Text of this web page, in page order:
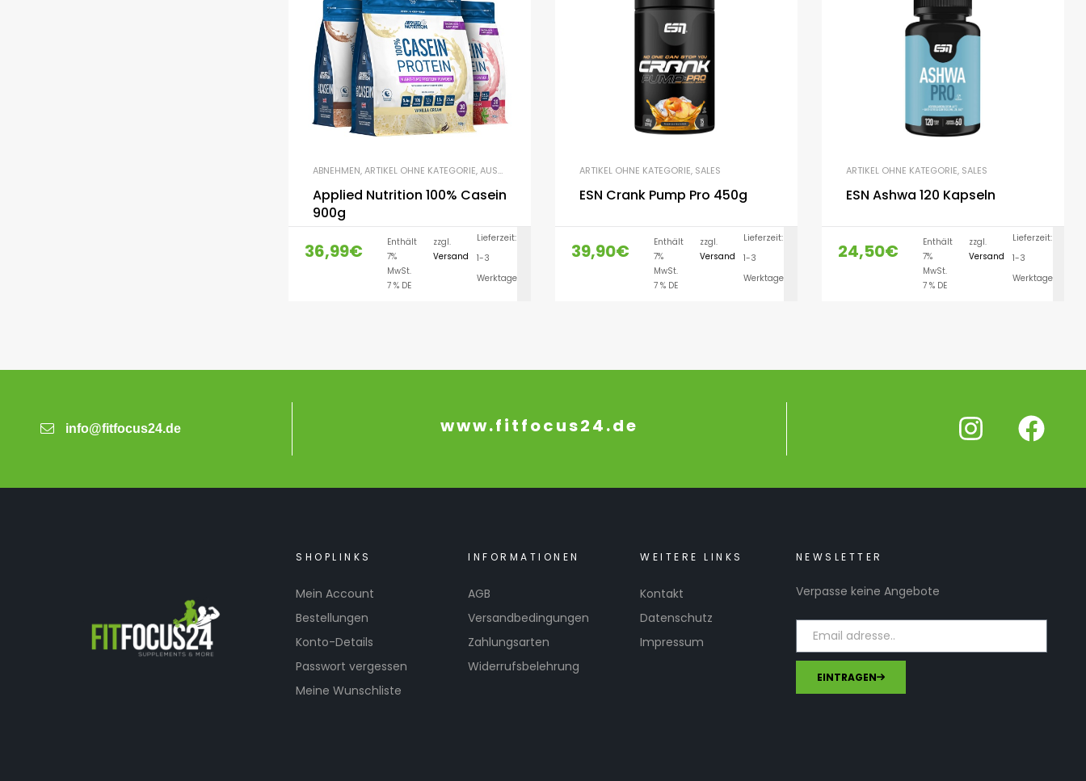
ABNEHMEN,ARTIKEL OHNE KATEGORIE,AUSDAUER
Applied Nutrition 100% Casein
900g
36,99€
Enthält
7%
MwSt.
7 % DE
zzgl.
Versand
Lieferzeit:
1-3
Werktage
AUSFÜHRUNG WÄHLEN
ARTIKEL OHNE KATEGORIE, SALES
ESN Crank Pump Pro 450g
39,90€
Enthält
7%
MwSt.
7 % DE
zzgl.
Versand
Lieferzeit:
1-3
Werktage
AUSFÜHRUNG WÄHLEN
ARTIKEL OHNE KATEGORIE, SALES
ESN Ashwa 120 Kapseln
24,50€
Enthält
7%
MwSt.
7 % DE
zzgl.
Versand
Lieferzeit:
1-3
Werktage
info@fitfocus24.de www.fitfocus24.de
SHOPLINKS
Mein Account
Bestellungen
Konto-Details
Passwort vergessen
Meine Wunschliste
INFORMATIONEN
AGB
Versandbedingungen
Zahlungsarten
Widerrufsbelehrung
WEITERE LINKS
Kontakt
Datenschutz
Impressum
NEWSLETTER
Verpasse keine Angebote
EINTRAGEN